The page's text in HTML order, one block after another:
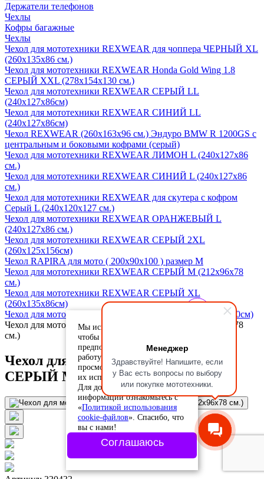
Менеджер
Здравствуйте! Напишите, если
у Вас есть вопросы по выбору
или покупке мототехники.
Держатели телефонов
Чехлы
Кофры багажные
Чехлы
Чехол для мототехники REXWEAR для чоппера ЧЕРНЫЙ XL
(260х135х86 см.)
Чехол для мототехники REXWEAR Honda Gold Wing 1.8
СЕРЫЙ XXL (278х154х130 см.)
Чехол для мототехники REXWEAR СЕРЫЙ LL
(240х127х86см)
Чехол для мототехники REXWEAR СИНИЙ LL
(240х127х86см)
Чехол REXWEAR (260х163х96 см.) Эндуро BMW R 1200GS с
центральным и боковыми кофрами (серый)
Чехол для мототехники REXWEAR ЛИМОН L (240х127х86
см.)
Чехол для мототехники REXWEAR СИНИЙ L (240х127х86
см.)
Чехол для мототехники REXWEAR для скутера с кофром
Серый L (240х120х127 см.)
Чехол для мототехники REXWEAR ОРАНЖЕВЫЙ L
(240х127х86 см.)
Чехол для мототехники REXWEAR СЕРЫЙ 2XL
(260х125х156см)
Чехол RAPIRA для мото ( 200х90х100 ) размер М
Чехол для мототехники REXWEAR СЕРЫЙ M (212х96х78
см.)
Чехол для мототехники REXWEAR СЕРЫЙ XL
(260х135х86см)
Чехол для мототехники REXWEAR СЕРЫЙ S (177х96х70см)
Чехол для мототехники REXWEAR СЕРЫЙ M (212х96х78
см.)
Чехол для мототехники REXWEAR
СЕРЫЙ M (212х96х78 см.)
Мы используем cookie-файлы,
чтобы учесть ваши
предпочтения и улучшить
работу сайта. Продолжая
просмотр, вы соглашаетесь с
их использованием.
Для дополнительной
информации ознакомьтесь с
«Политикой использования
cookie-файлов». Спасибо, что
вы с нами!
Соглашаюсь